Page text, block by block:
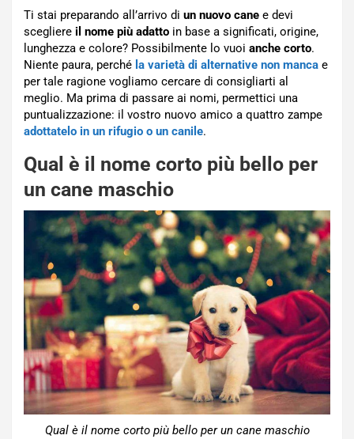
Ti stai preparando all’arrivo di un nuovo cane e devi
scegliere il nome più adatto in base a significati, origine,
lunghezza e colore? Possibilmente lo vuoi anche corto.
Niente paura, perché la varietà di alternative non manca e
per tale ragione vogliamo cercare di consigliarti al
meglio. Ma prima di passare ai nomi, permettici una
puntualizzazione: il vostro nuovo amico a quattro zampe
adottatelo in un rifugio o un canile.
Qual è il nome corto più bello per
un cane maschio
Qual è il nome corto più bello per un cane maschio